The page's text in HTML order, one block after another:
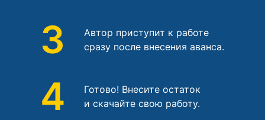
3
Автор приступит к работе
сразу после внесения аванса.
4
Готово! Внесите остаток
и скачайте свою работу.